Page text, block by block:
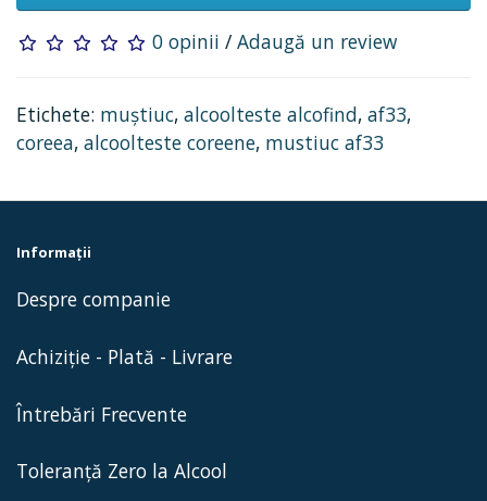
0 opinii / Adaugă un review
Etichete: muștiuc, alcoolteste alcofind, af33,
coreea, alcoolteste coreene, mustiuc af33
Informaţii
Despre companie
Achiziție - Plată - Livrare
Întrebări Frecvente
Toleranță Zero la Alcool